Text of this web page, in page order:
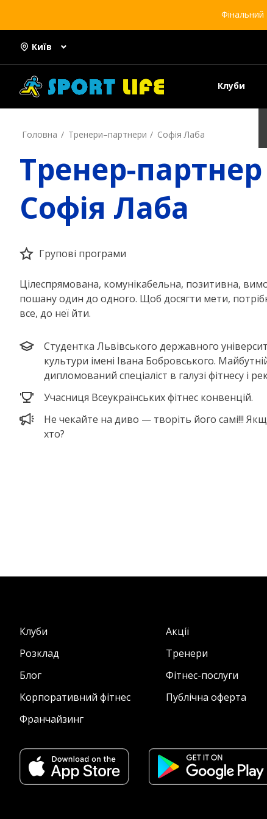
Київ
Клуби
Головна Тренери–партнери Софія Лаба
Тренер-партнер
Софія Лаба
Групові програми
Цілеспрямована, комунікабельна, позитивна,
пошану один до одного. Щоб досягти мети,
все, до неї йти.
Студентка Львівського державного
культури імені Івана Бобровського.
дипломований спеціаліст в галузі фітнесу і
Учасниця Всеукраїнських фітнес конвенцій.
Не чекайте на диво — творіть його самі!!!
хто?
Клуби Акції
Розклад
Тренери
Блог
Фітнес-послуги
Корпоративний фітнес
Публічна оферта
Франчайзинг